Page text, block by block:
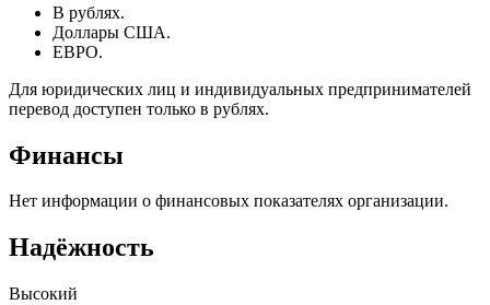
В рублях.
Доллары США.
ЕВРО.
Для юридических лиц и индивидуальных предпринимателей
перевод доступен только в рублях.
Финансы
Нет информации о финансовых показателях организации.
Надёжность
Высокий